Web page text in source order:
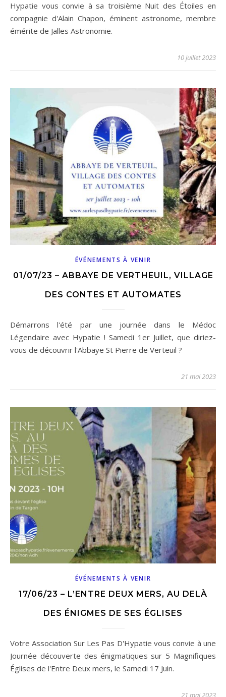
Hypatie vous convie à sa troisième Nuit des Étoiles en
compagnie d'Alain Chapon, éminent astronome, membre
émérite de Jalles Astronomie.
10 juillet 2023
ÉVÉNEMENTS À VENIR
01/07/23 – ABBAYE DE VERTHEUIL, VILLAGE
DES CONTES ET AUTOMATES
Démarrons l'été par une journée dans le Médoc
Légendaire avec Hypatie ! Samedi 1er Juillet, que diriez-
vous de découvrir l'Abbaye St Pierre de Verteuil ?
21 mai 2023
ÉVÉNEMENTS À VENIR
17/06/23 – L’ENTRE DEUX MERS, AU DELÀ
DES ÉNIGMES DE SES ÉGLISES
Votre Association Sur Les Pas D'Hypatie vous convie à une
Journée découverte des énigmatiques sur 5 Magnifiques
Églises de l'Entre Deux mers, le Samedi 17 Juin.
21 mai 2023